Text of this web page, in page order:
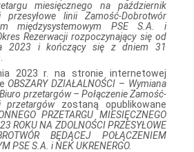
miesięcznego na październik
linii Zamość‑Dobrotwór
międzysystemowym PSE S.A. i
Rezerwacji rozpoczynający się od
2023 i kończący się z dniem 31
2023 r. na stronie internetowej
OBSZARY DZIAŁALNOŚCI – Wymiana
Biuro przetargów – Połączenie Zamość-
przetargów zostaną opublikowane
PRZETARGU MIESIĘCZNEGO
ROKU NA ZDOLNOŚCI PRZESYŁOWE
BĘDĄCEJ POŁĄCZENIEM
PSE S.A. i NEK UKRENERGO.